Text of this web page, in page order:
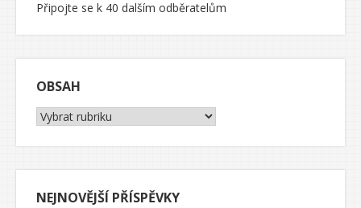
Připojte se k 40 dalším odběratelům
OBSAH
Obsah
NEJNOVĚJŠÍ PŘÍSPĚVKY